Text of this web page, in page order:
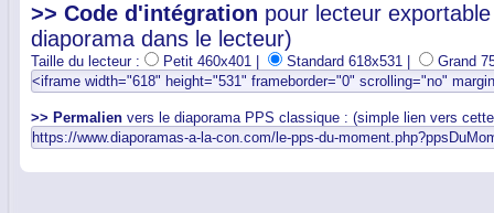
>> Code d'intégration pour lecteur
diaporama dans le lecteur)
Taille du lecteur : Petit 460x401 | Standard 618x531 | Grand
>> Permalien vers le diaporama PPS classique : (simple lien vers